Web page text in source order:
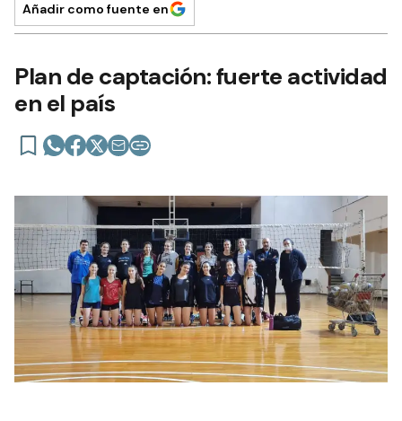
Añadir como fuente en
Plan de captación: fuerte actividad
en el país